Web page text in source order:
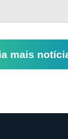
mais